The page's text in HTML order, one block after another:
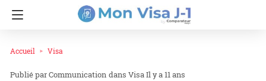
Accueil Visa
Communication dans VisaIl y a 11 ans